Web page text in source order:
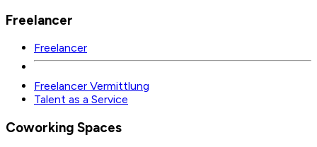
Freelancer
Freelancer
Freelancer Vermittlung
Talent as a Service
Coworking Spaces